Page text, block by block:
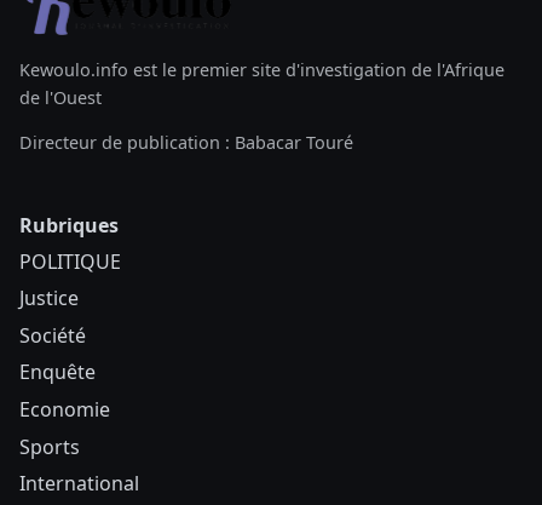
Kewoulo.info est le premier site d'investigation de l'Afrique
de l'Ouest
Directeur de publication : Babacar Touré
Rubriques
POLITIQUE
Justice
Société
Enquête
Economie
Sports
International